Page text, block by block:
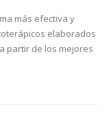
más efectiva y
elaborados
partir de los mejores